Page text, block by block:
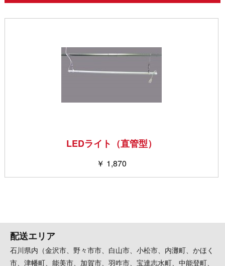
LEDライト（直管型）
￥ 1,870
配送エリア
石川県内（金沢市、野々市市、白山市、小松市、内灘町、かほく
市、津幡町、能美市、加賀市、羽咋市、宝達志水町、中能登町、